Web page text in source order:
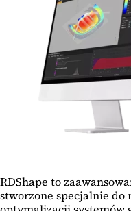
RDShape to
stworzone specjalnie do